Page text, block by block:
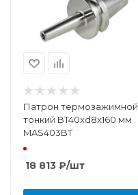
Патрон термозажимной
тонкий BT40xd8x160 мм
MAS403BT
18 813 ₽/шт